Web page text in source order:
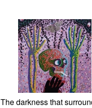
The darkness that